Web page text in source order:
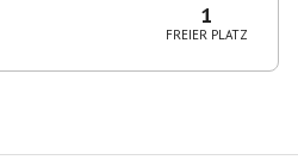
1
FREIER PLATZ